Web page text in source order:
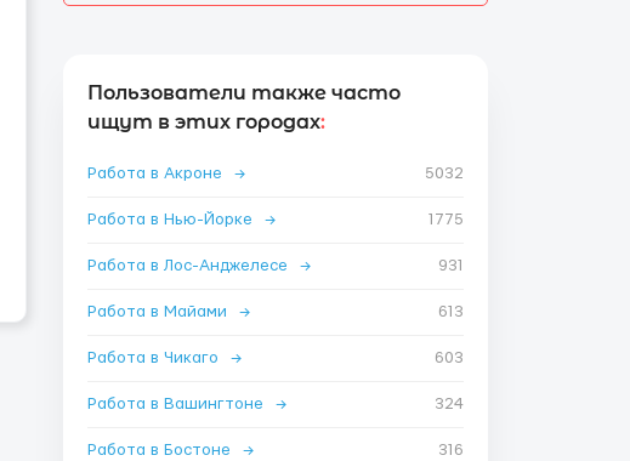
Пользователи также часто
ищут в этих городах:
Работа в Акроне → 5032
Работа в Нью-Йорке → 1775
Работа в Лос-Анджелесе → 931
Работа в Майами → 613
Работа в Чикаго → 603
Работа в Вашингтоне → 324
Работа в Бостоне → 316